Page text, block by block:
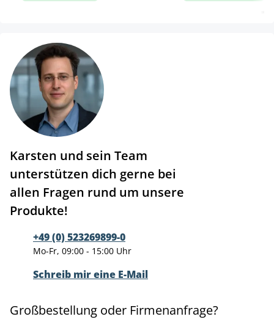
Karsten und sein Team
unterstützen dich gerne bei
allen Fragen rund um unsere
Produkte!
+49 (0) 523269899-0
Mo-Fr, 09:00 - 15:00 Uhr
Schreib mir eine E-Mail
Großbestellung oder Firmenanfrage?